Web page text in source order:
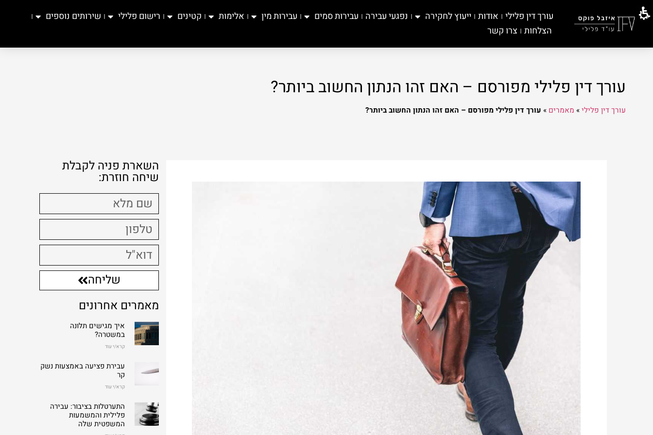
עורך דין פלילי אודות ייעוץ לחקירה נפגעי עבירה עבירות סמים עבירות מין אלימות קטינים רישום פלילי
שירותים נוספים
הצלחות צרו קשר
עורך דין פלילי מפורסם – האם זהו הנתון החשוב ביותר?
עורך דין פלילי» מאמרים » עורך דין פלילי מפורסם – האם זהו הנתון החשוב ביותר?
השארת פניה לקבלת
שיחה חוזרת:
שליחה
מאמרים אחרונים
איך מגישים תלונה
במשטרה?
קרא/י עוד
עבירת פציעה באמצעות נשק
קר
קרא/י עוד
התערטלות בציבור: עבירה
פלילית והמשמעות
המשפטית שלה